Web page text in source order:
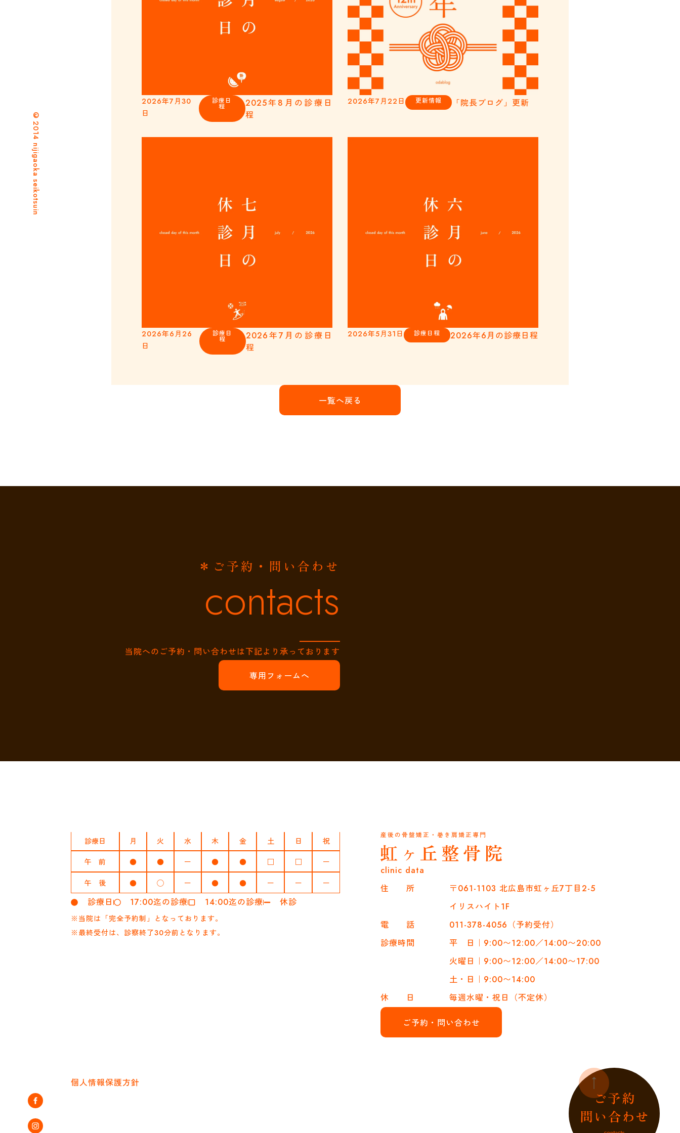
©2014 nijigaoka seikotsuin
2026年7月30
日
診療日
程
2025年8月の診療日
程
2026年7月22日 更新情報 「院長ブログ」更新
2026年6月26
日
診療日
程
2026年7月の診療日
程
2026年5月31日 診療日程 2026年6月の診療日程
一覧へ戻る
＊ご予約・問い合わせ
contacts
当院へのご予約・問い合わせは下記より承っております
専用フォームへ
診療日 月 火 水 木 金 土 日 祝
午 前 ● ● ー ● ● □ □ ー
午 後 ● ◯ ー ● ● ー ー ー
診療日 17:00迄の診療 14:00迄の診療 休診
※当院は「完全予約制」となっております。
※最終受付は、診察終了30分前となります。
clinic data
住 所
〒061-1103 北広島市虹ヶ丘7丁目2-5
イリスハイト1F
電 話
011-378-4056（予約受付）
診療時間
平 日｜9:00〜12:00／14:00〜20:00
火曜日｜9:00〜12:00／14:00〜17:00
土・日｜9:00〜14:00
休 日
毎週水曜・祝日（不定休）
ご予約・問い合わせ
個人情報保護方針